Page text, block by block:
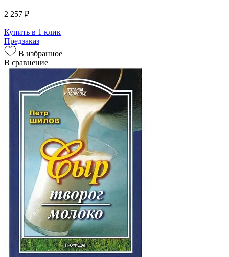
2 257 ₽
Купить в 1 клик
Предзаказ
В избранное
В сравнение